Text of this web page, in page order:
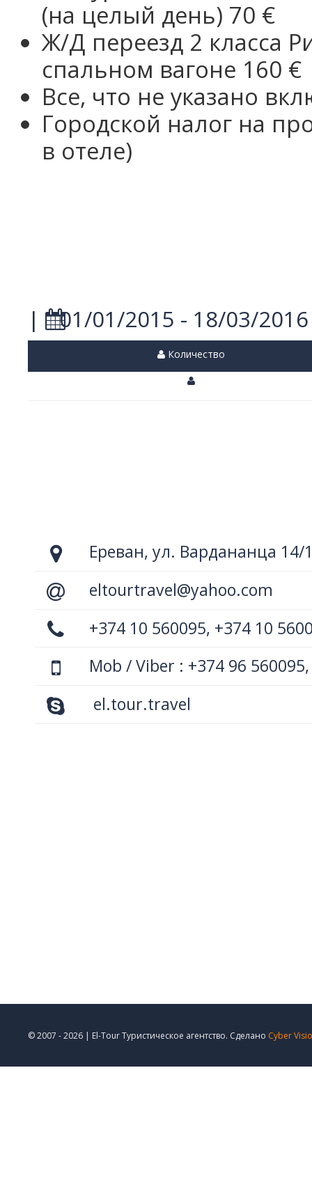
(на целый день) 70 €
Ж/Д переезд 2 класса
спальном вагоне 160 €
Все, что не указано
Городской налог на
в отеле)
| 01/01/2015 - 18/03/2016
Количество
Ереван, ул. Вардананца 14/
eltourtravel@yahoo.com
+374 10 560095, +374 10
Mob / Viber : +374 96
el.tour.travel
© 2007 - 2026 | El-Tour Туристическое агентство. Сделано Cyber